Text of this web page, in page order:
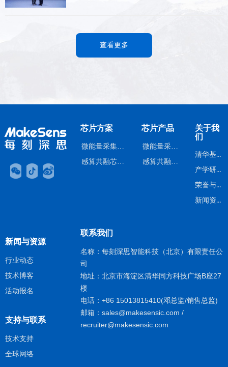
查看更多
芯片方案
微能量采集芯片方案
感算共融芯片方案
清华基因
产学研背景
荣誉与认证
新闻资讯
关于我
们
芯片产品
微能量采集芯片
感算共融芯片
新闻与资源
行业动态
技术博客
活动报名
支持与联系
技术支持​
全球网络
联系我们
名称：每刻深思智能科技（北京）有限责任公
司
地址：北京市海淀区清华同方科技广场B座27
楼
电话：+86 15013815410(邓总监/销售总监)
邮箱：sales@makesensic.com /
recruiter@makesensic.com